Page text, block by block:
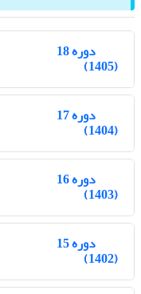
دوره 18
(1405)
دوره 17
(1404)
دوره 16
(1403)
دوره 15
(1402)